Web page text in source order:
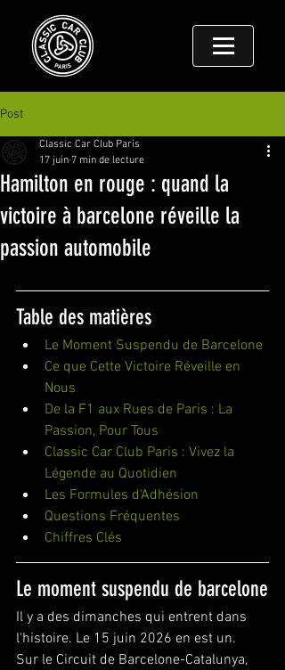
Post
Hamilton en rouge : quand la
victoire à barcelone réveille la
passion automobile
Classic Car Club Paris
17 juin 7 min de lecture
Table des matières
Le Moment Suspendu de Barcelone
Ce que Cette Victoire Réveille en
Nous
De la F1 aux Rues de Paris : La
Passion, Pour Tous
Classic Car Club Paris : Vivez la
Légende au Quotidien
Les Formules d'Adhésion
Questions Fréquentes
Chiffres Clés
Le moment suspendu de barcelone
Il y a des dimanches qui entrent dans
l'histoire. Le 15 juin 2026 en est un.
Sur le Circuit de Barcelone-Catalunya,